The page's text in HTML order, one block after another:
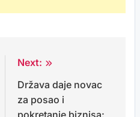
Next:
Država daje novac
za posao i
pokretanje biznisa: